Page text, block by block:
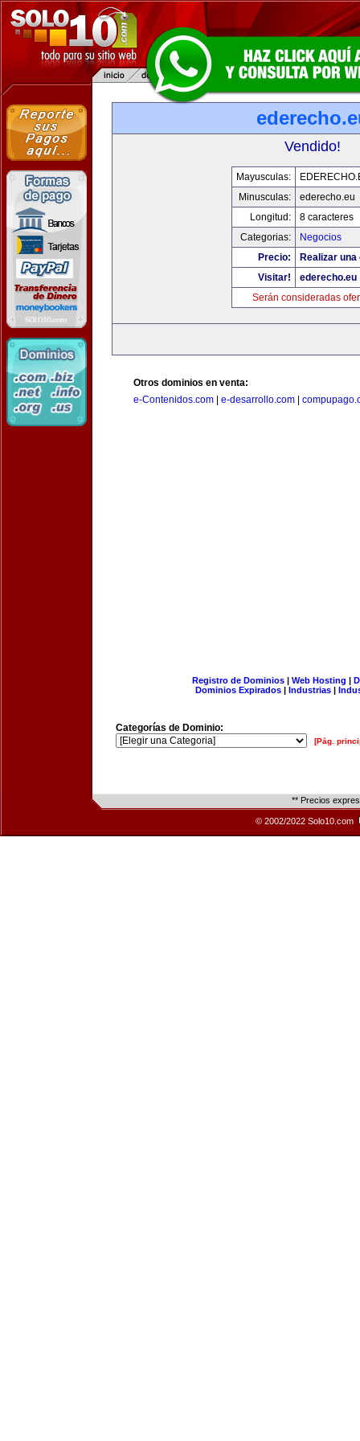
Vendido!
Mayusculas:
Minusculas:
ederecho.eu
Longitud:
8 caracteres
Categorias:
Negocios
Precio:
Realizar
Visitar!
ederecho.eu
Serán consideradas
Otros dominios en venta:
e-Contenidos.com
e-desarrollo.com
Registro de Dominios| Web Hosting |
Dominios Expirados | Industrias |
Categorías de Dominio:
[Pág.
** Precios
© 2002/2022 Solo10.com